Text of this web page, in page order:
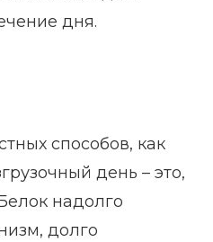
дня.
способов, как
день – это,
надолго
долго